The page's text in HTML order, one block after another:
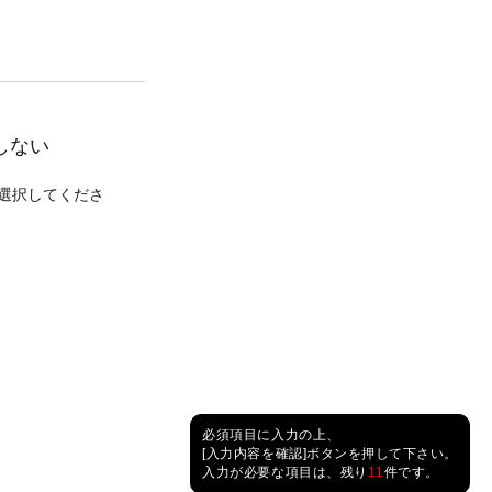
ない
択してくださ
必須項目に入力の上、
[入力内容を確認]ボタンを押して下さい。
入力が必要な項目は、残り 11件です。